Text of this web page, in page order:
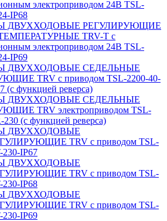
электроприводом 24В TSL-
IP68
ДВУХХОДОВЫЕ РЕГУЛИРУЮЩИЕ
TRV-T с
электроприводом 24В TSL-
IP69
ДВУХХОДОВЫЕ СЕДЕЛЬНЫЕ
TRV с приводом TSL-2200-40-
(с функцией реверса)
ДВУХХОДОВЫЕ СЕДЕЛЬНЫЕ
TRV электроприводом TSL-
230 (с функцией реверса)
ДВУХХОДОВЫЕ
TRV с приводом TSL-
230-IP67
ДВУХХОДОВЫЕ
TRV с приводом TSL-
230-IP68
ДВУХХОДОВЫЕ
TRV с приводом TSL-
230-IP69